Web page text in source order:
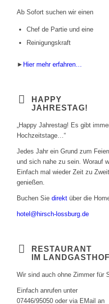
Ab Sofort suchen wir einen
Chef de Partie und eine
Reinigungskraft
► Hier mehr erfahren…
HAPPY
JAHRESTAG!
„Happy Jahrestag! Es gibt
Hochzeitstage…“
Jedes Jahr ein Grund zum
und sich nahe zu sein. Worauf
Einfach mal wieder Zeit zu
genießen.
Buchen Sie direktüber die
hotel@hirsch-lossburg.de
RESTAURANT
IM LANDGASTHOF
Wir sind auch ohne Zimmer für
Einfach anrufen unter
07446/95050 oder via EMail an